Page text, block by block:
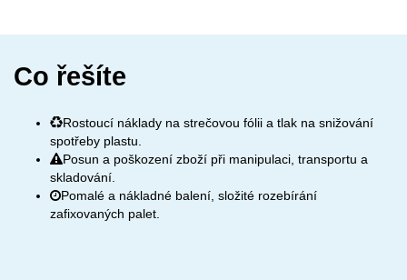
Co řešíte
Rostoucí náklady na strečovou fólii a tlak na snižování
spotřeby plastu.
Posun a poškození zboží při manipulaci, transportu a
skladování.
Pomalé a nákladné balení, složité rozebírání
zafixovaných palet.